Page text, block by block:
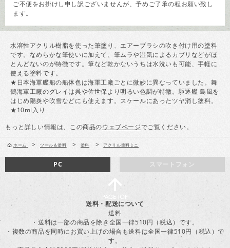
ご不便をお掛けし申し訳ございませんが、予めご了承の程お願い致し
ます。
水溶性アクリル樹脂を使った筆塗り、エアーブラシの吹き付け用の塗料
です。なめらかな筆使いに加えて、筆ムラや湿気によるカブリなどがほ
とんどないのが特徴です。筆など乾かないうちは水洗いも可能、手軽に
使える塗料です。
★日本海軍艦船の船体色は海軍工廠ごとに微妙に異なっていました。舞
鶴海軍工廠のグレイは呉や佐世保より明るい色調が特徴。駆逐艦 島風を
はじめ陽炎や吹雪などにも使えます。スケールにあったツヤ消し塗料。
★10ml入り
もっと詳しい情報は、この商品のウェブページでご覧ください。
ホーム > ツール＆塗料 > 塗料 > アクリル塗料ミニ
スマートフォン
PC
送料・配送について
送料
・送料は一部の商品を除き全国一律510円（税込）です。
・複数の商品を同時にお買い上げの場合も送料は全国一律510円（税込）で
す。